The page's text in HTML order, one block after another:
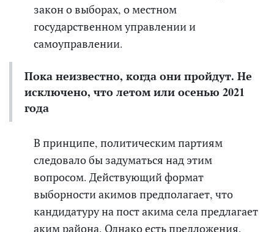
закон о выборах, о местном
государственном управлении и
самоуправлении.
Пока неизвестно, когда они пройдут. Не
исключено, что летом или осенью 2021
года
В принципе, политическим партиям
следовало бы задуматься над этим
вопросом. Действующий формат
выборности акимов предполагает, что
кандидатуру на пост акима села предлагает
аким района. Однакоесть предложения,